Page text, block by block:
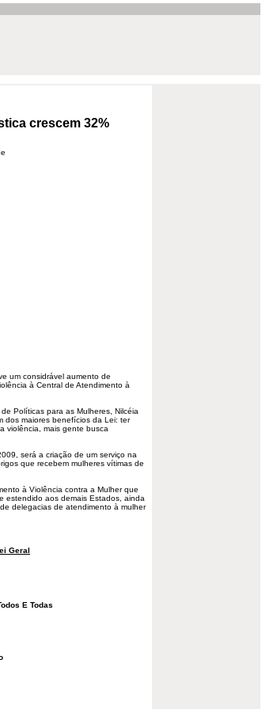
crescem 32%
um considrável aumento de
à Central de Atendimento à
Políticas para as Mulheres, Nilcéia
dos maiores benefícios da Lei: ter
violência, mais gente busca
será a criação de um serviço na
que recebem mulheres vítimas de
à Violência contra a Mulher que
estendido aos demais Estados, ainda
delegacias de atendimento à mulher
Geral
E Todas